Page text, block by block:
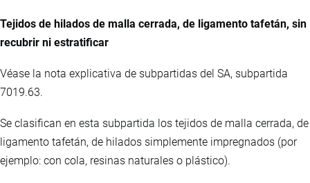
Tejidos de hilados de malla cerrada, de ligamento tafetán, sin
recubrir ni estratificar
Véase la nota explicativa de subpartidas del SA, subpartida
7019.63.
Se clasifican en esta subpartida los tejidos de malla cerrada, de
ligamento tafetán, de hilados simplemente impregnados (por
ejemplo: con cola, resinas naturales o plástico).